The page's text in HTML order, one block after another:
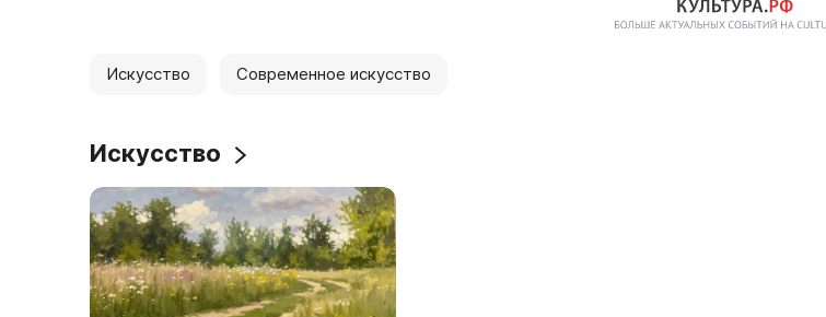
Искусство Современное искусство
Искусство